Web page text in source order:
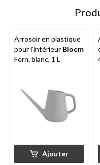
Arrosoir en plastique
pour l'intérieur Bloem
Fern, blanc, 1 L
Ajouter